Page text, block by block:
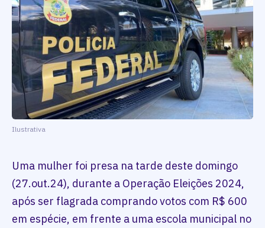
Ilustrativa
Uma mulher foi presa na tarde deste domingo
(27.out.24), durante a Operação Eleições 2024,
após ser flagrada comprando votos com R$ 600
em espécie, em frente a uma escola municipal no